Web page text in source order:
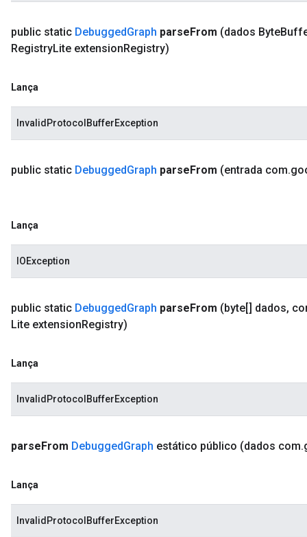
public static DebuggedGraph parseFrom (dados Byte
RegistryLite extensionRegistry)
Lança
InvalidProtocolBufferException
public static DebuggedGraph parseFrom (entrada com.
Lança
IOException
public static DebuggedGraph parseFrom (byte[] dados,
Lite extensionRegistry)
Lança
InvalidProtocolBufferException
parseFrom DebuggedGraph estático público (dados com.
Lança
InvalidProtocolBufferException